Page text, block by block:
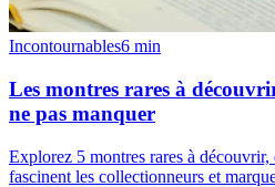
Incontournables6 min
Les montres rares à
ne pas manquer
Explorez 5 montres rares à découvrir,
fascinent les collectionneurs et